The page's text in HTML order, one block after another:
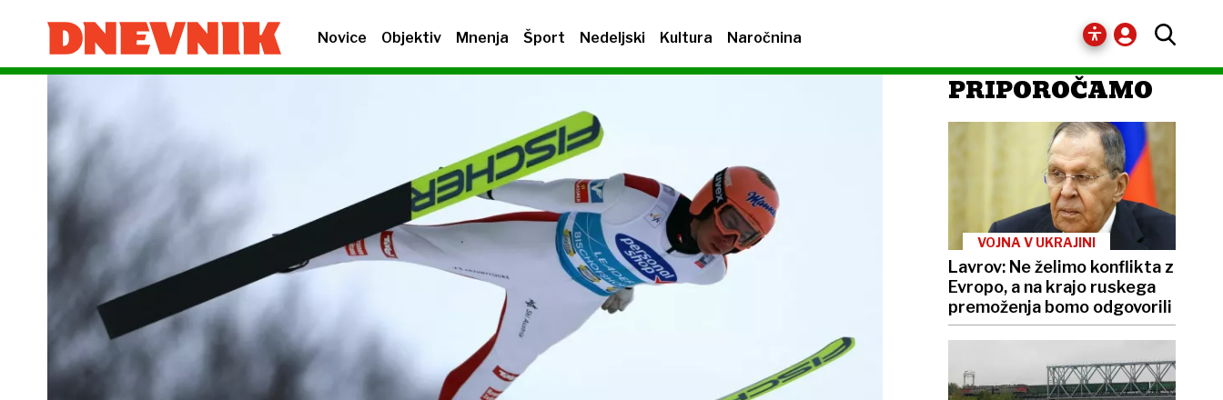
Novice Objektiv Mnenja Šport Nedeljski Kultura Naročnina
PRIPOROČAMO
VOJNA V UKRAJINI
Lavrov: Ne želimo konflikta z
Evropo, a na krajo ruskega
premoženja bomo odgovorili